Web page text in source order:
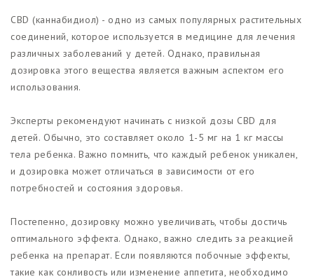
CBD (каннабидиол) - одно из самых популярных растительных
соединений, которое используется в медицине для лечения
различных заболеваний у детей. Однако, правильная
дозировка этого вещества является важным аспектом его
использования.
Эксперты рекомендуют начинать с низкой дозы CBD для
детей. Обычно, это составляет около 1-5 мг на 1 кг массы
тела ребенка. Важно помнить, что каждый ребенок уникален,
и дозировка может отличаться в зависимости от его
потребностей и состояния здоровья.
Постепенно, дозировку можно увеличивать, чтобы достичь
оптимального эффекта. Однако, важно следить за реакцией
ребенка на препарат. Если появляются побочные эффекты,
такие как сонливость или изменение аппетита, необходимо